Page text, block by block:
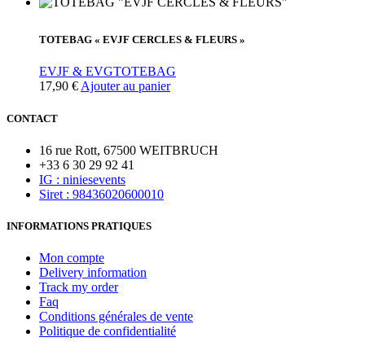
TOTEBAG « EVJF CERCLES & FLEURS »
EVJF & EVGTOTEBAG
17,90 € Ajouter au panier
CONTACT
16 rue Rott, 67500 WEITBRUCH
+33 6 30 29 92 41
IG : niniesevents
Siret : 98436020600010
INFORMATIONS PRATIQUES
Mon compte
Delivery information
Track my order
Faq
Conditions générales de vente
Politique de confidentialité